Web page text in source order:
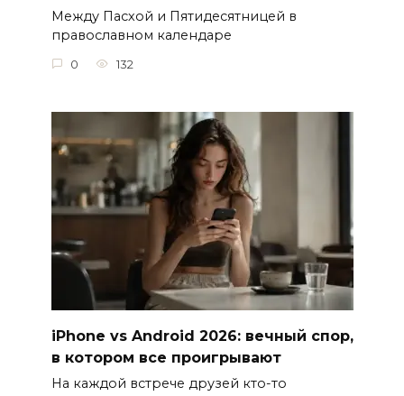
Между Пасхой и Пятидесятницей в
православном календаре
0 132
iPhone vs Android 2026: вечный спор,
в котором все проигрывают
На каждой встрече друзей кто-то